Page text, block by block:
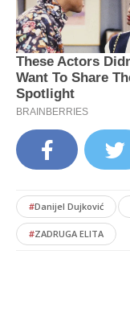
#Danijel Dujković
#ZADRUGA ELITA